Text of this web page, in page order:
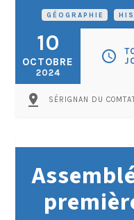
GÉOGRAPHIE
10
OCTOBRE
2024
schedule
pin_drop SÉRIGNAN DU